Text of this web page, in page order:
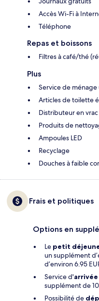
Accès Wi-Fi à
Téléphone
Repas et boissons
Filtres à café/thé
Plus
Service de
Articles de toilette
Distributeur en
Produits de
Ampoules LED
Recyclage
Douches à faible
Frais et politiques
Options en
Le petit
un supplément
d’environ 6.95
Service d'
supplément de
Possibilité de